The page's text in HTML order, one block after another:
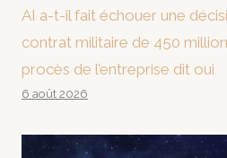
AI a-t-il fait échouer une
contrat militaire de 450
procès de l’entreprise dit oui
6 août 2026